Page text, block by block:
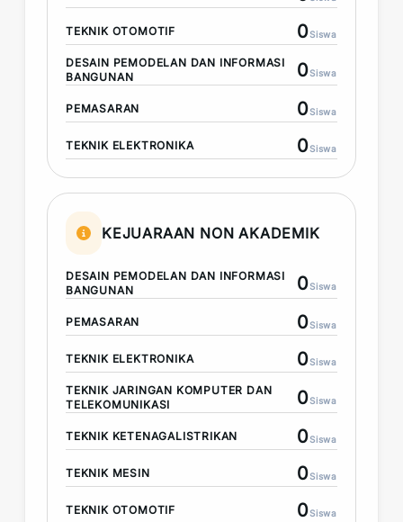
TEKNIK OTOMOTIF 0Siswa
DESAIN PEMODELAN DAN INFORMASI
BANGUNAN
0Siswa
PEMASARAN 0Siswa
TEKNIK ELEKTRONIKA 0Siswa
KEJUARAAN NON AKADEMIK
DESAIN PEMODELAN DAN INFORMASI
BANGUNAN
0Siswa
PEMASARAN 0Siswa
TEKNIK ELEKTRONIKA 0Siswa
TEKNIK JARINGAN KOMPUTER DAN
TELEKOMUNIKASI
0Siswa
TEKNIK KETENAGALISTRIKAN 0Siswa
TEKNIK MESIN 0Siswa
TEKNIK OTOMOTIF 0Siswa